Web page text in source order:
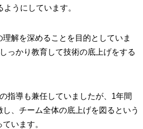
うにしています。
解を深めることを目的としていま
っかり教育して技術の底上げをする
指導も兼任していましたが、1年間
、チーム全体の底上げを図るという
います。